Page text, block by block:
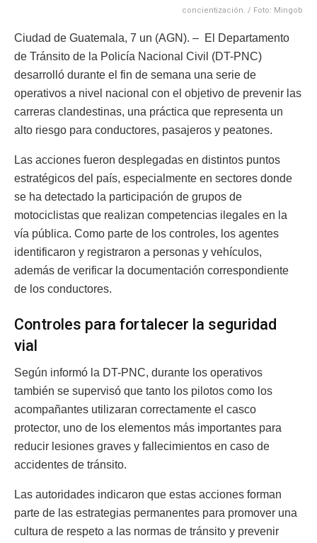
concientización. / Foto: Mingob
Ciudad de Guatemala, 7 un (AGN). – El Departamento
de Tránsito de la Policía Nacional Civil (DT-PNC)
desarrolló durante el fin de semana una serie de
operativos a nivel nacional con el objetivo de prevenir las
carreras clandestinas, una práctica que representa un
alto riesgo para conductores, pasajeros y peatones.
Las acciones fueron desplegadas en distintos puntos
estratégicos del país, especialmente en sectores donde
se ha detectado la participación de grupos de
motociclistas que realizan competencias ilegales en la
vía pública. Como parte de los controles, los agentes
identificaron y registraron a personas y vehículos,
además de verificar la documentación correspondiente
de los conductores.
Controles para fortalecer la seguridad
vial
Según informó la DT-PNC, durante los operativos
también se supervisó que tanto los pilotos como los
acompañantes utilizaran correctamente el casco
protector, uno de los elementos más importantes para
reducir lesiones graves y fallecimientos en caso de
accidentes de tránsito.
Las autoridades indicaron que estas acciones forman
parte de las estrategias permanentes para promover una
cultura de respeto a las normas de tránsito y prevenir